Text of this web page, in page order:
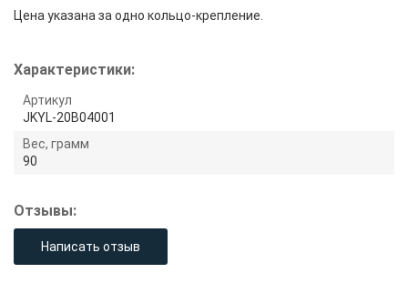
Цена указана за одно кольцо-крепление.
Характеристики:
Артикул
JKYL-20B04001
Вес, грамм
90
Отзывы:
Написать отзыв